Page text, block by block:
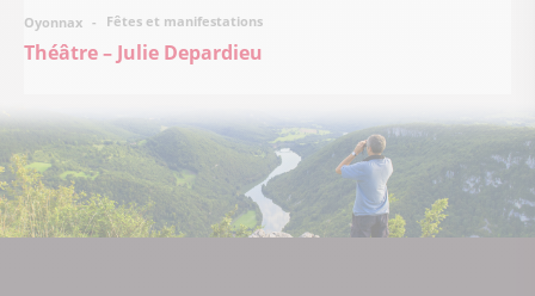
Oyonnax Fêtes et manifestations
Théâtre – Julie Depardieu